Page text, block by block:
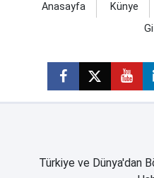
Anasayfa Künye
Türkiye ve Dünya'dan